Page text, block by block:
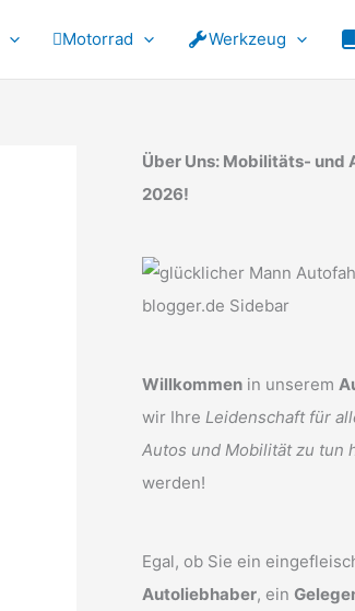
Motorrad Werkzeug
Über Uns: Mobilitäts- und
2026!
Willkommen in unserem
wir Ihre Leidenschaft für
Autos und Mobilität zu tun
werden!
Egal, ob Sie ein
Autoliebhaber, ein